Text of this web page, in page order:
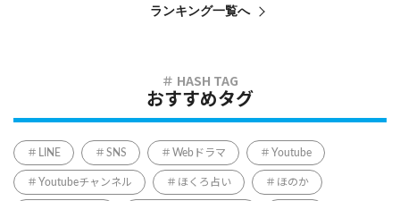
ランキング一覧へ
おすすめタグ
LINE SNS Webドラマ Youtube
Youtubeチャンネル ほくろ占い ほのか